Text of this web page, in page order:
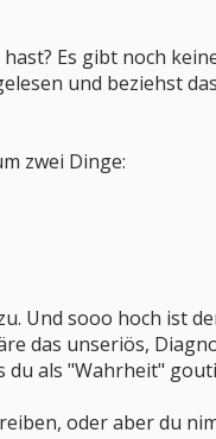
Es gibt noch
und beziehst
zwei Dinge:
Und sooo hoch ist
das unseriös,
du als "Wahrheit"
oder aber du